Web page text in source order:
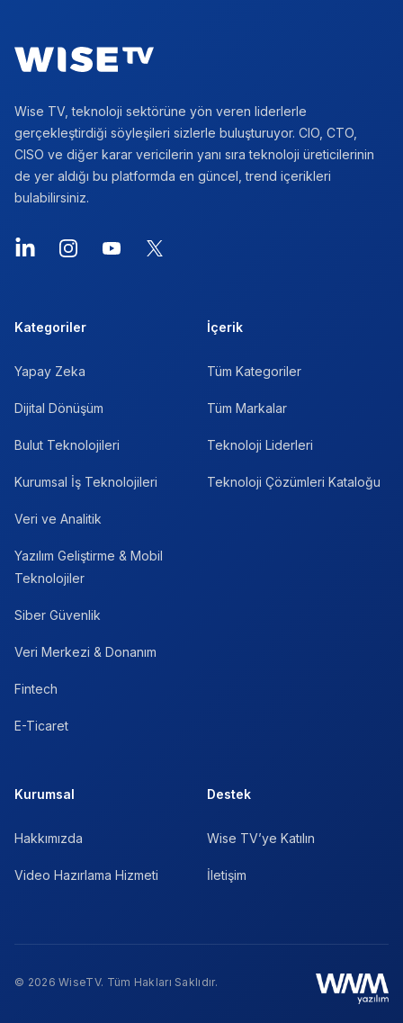
Wise TV, teknoloji sektörüne yön veren liderlerle
gerçekleştirdiği söyleşileri sizlerle buluşturuyor. CIO, CTO,
CISO ve diğer karar vericilerin yanı sıra teknoloji üreticilerinin
de yer aldığı bu platformda en güncel, trend içerikleri
bulabilirsiniz.
LinkedInInstagramYouTube
X
Kategoriler
Yapay Zeka
Dijital Dönüşüm
Bulut Teknolojileri
Kurumsal İş Teknolojileri
Veri ve Analitik
Yazılım Geliştirme & Mobil
Teknolojiler
Siber Güvenlik
Veri Merkezi & Donanım
Fintech
E-Ticaret
İçerik
Tüm Kategoriler
Tüm Markalar
Teknoloji Liderleri
Teknoloji Çözümleri Kataloğu
Kurumsal
Hakkımızda
Video Hazırlama Hizmeti
Destek
Wise TV’ye Katılın
İletişim
© 2026 WiseTV. Tüm Hakları Saklıdır.